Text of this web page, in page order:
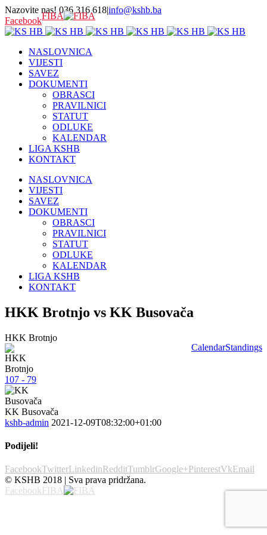
Nazovite nas! 036 316 618|info@kshb.ba
FacebookFIBA
NASLOVNICA
VIJESTI
SAVEZ
DOKUMENTI
OBRASCI
PRAVILNICI
STATUT
ODLUKE
KALENDAR
LIGA KSHB
KONTAKT
NASLOVNICA
VIJESTI
SAVEZ
DOKUMENTI
OBRASCI
PRAVILNICI
STATUT
ODLUKE
KALENDAR
LIGA KSHB
KONTAKT
HKK Brotnjo vs KK Busovača
CalendarStandings
HKK Brotnjo
107 - 79
KK Busovača
kshb-admin 2021-12-09T08:32:00+01:00
Podijeli!
FacebookTwitterLinkedinRedditTumblrGoogle+PinterestVkEmail
© KSHB 2018 | Sva prava pridržana.
FacebookFIBA